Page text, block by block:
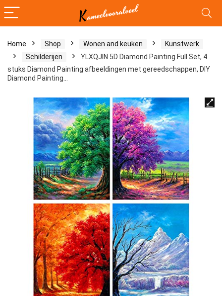
Home Shop Wonen and keuken
Kunstwerk
Schilderijen
YLXQJIN 5D Diamond Painting Full Set, 4
stuks Diamond Painting afbeeldingen met gereedschappen, DIY
Diamond Painting…